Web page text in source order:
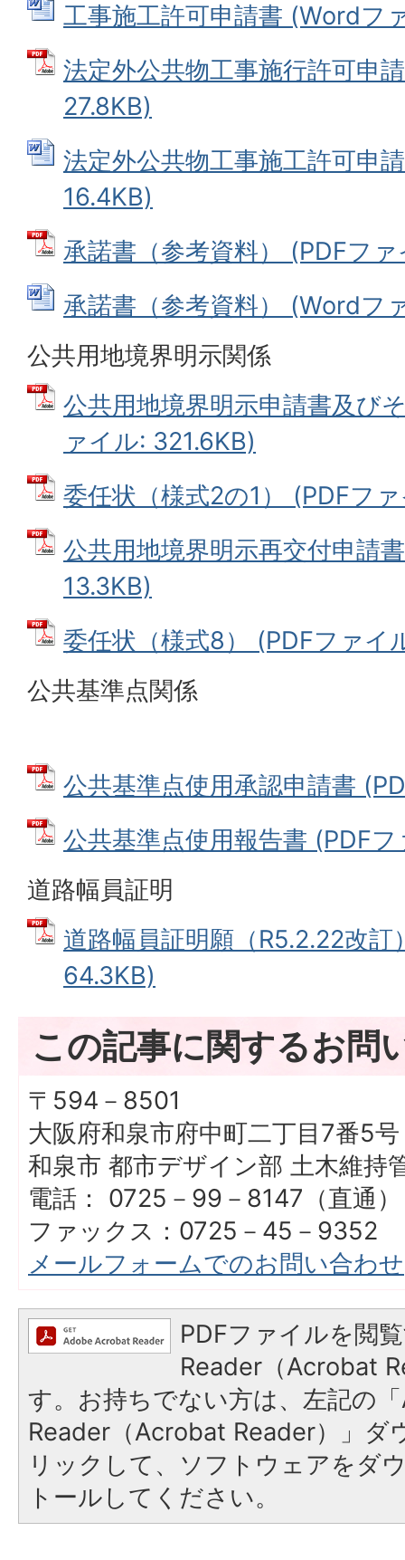
工事施工許可申請書 (Wordフ
法定外公共物工事施行許可申
27.8KB)
法定外公共物工事施工許可申
16.4KB)
承諾書（参考資料） (PDFフ
承諾書（参考資料） (Wordフ
公共用地境界明示関係
公共用地境界明示申請書及び
ァイル: 321.6KB)
委任状（様式2の1） (PDFフ
公共用地境界明示再交付申請
13.3KB)
委任状（様式8） (PDFファイ
公共基準点関係
公共基準点使用承認申請書
公共基準点使用報告書 (PDF
道路幅員証明
道路幅員証明願（R5.2.22改
64.3KB)
この記事に関するお問
〒594－8501
大阪府和泉市府中町二丁目7番5号
和泉市 都市デザイン部 土木維持
電話： 0725－99－8147（直通）
ファックス：0725－45－9352
メールフォームでのお問い合わせ
PDFファイルを閲
Reader（Acrobat
す。お持ちでない方は、左記の
Reader（Acrobat Reader）」ダ
リックして、ソフトウェアをダ
トールしてください。